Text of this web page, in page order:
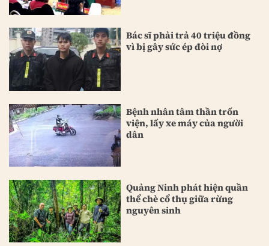
Bác sĩ phải trả 40 triệu đồng
vì bị gây sức ép đòi nợ
Bệnh nhân tâm thần trốn
viện, lấy xe máy của người
dân
Quảng Ninh phát hiện quần
thể chè cổ thụ giữa rừng
nguyên sinh